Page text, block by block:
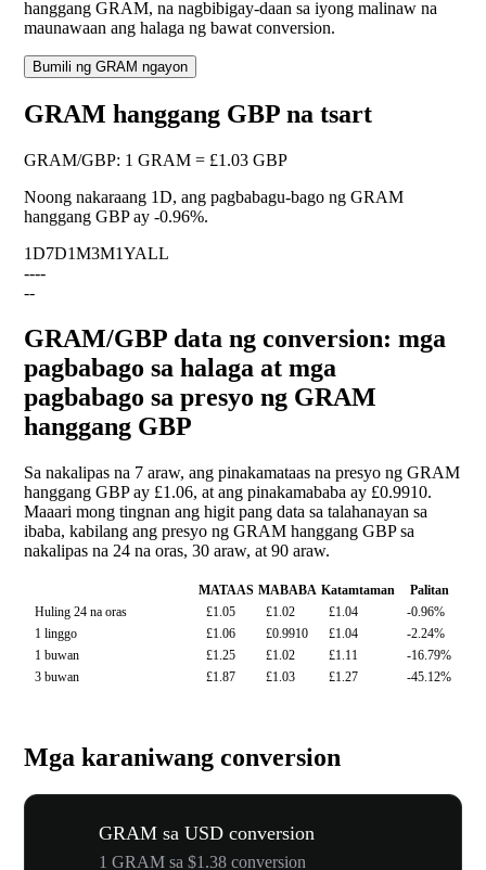
hanggang GRAM, na nagbibigay-daan sa iyong malinaw na
maunawaan ang halaga ng bawat conversion.
Bumili ng GRAM ngayon
GRAM hanggang GBP na tsart
GRAM/GBP: 1 GRAM = £1.03 GBP
Noong nakaraang 1D, ang pagbabagu-bago ng GRAM
hanggang GBP ay -0.96%.
1D7D1M3M1YALL
----
--
GRAM/GBP data ng conversion: mga
pagbabago sa halaga at mga
pagbabago sa presyo ng GRAM
hanggang GBP
Sa nakalipas na 7 araw, ang pinakamataas na presyo ng GRAM
hanggang GBP ay £1.06, at ang pinakamababa ay £0.9910.
Maaari mong tingnan ang higit pang data sa talahanayan sa
ibaba, kabilang ang presyo ng GRAM hanggang GBP sa
nakalipas na 24 na oras, 30 araw, at 90 araw.
MATAAS MABABA Katamtaman
Palitan
Huling 24 na oras
£1.05 £1.02 £1.04
-0.96%
1 linggo
£1.06 £0.9910 £1.04
-2.24%
1 buwan
£1.25 £1.02 £1.11
-16.79%
3 buwan
£1.87 £1.03 £1.27 -45.12%
Mga karaniwang conversion
GRAM sa USD conversion
1 GRAM sa $1.38 conversion